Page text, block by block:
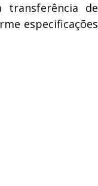
de
especificações